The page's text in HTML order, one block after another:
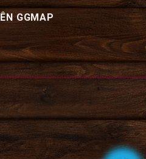
GGMAP